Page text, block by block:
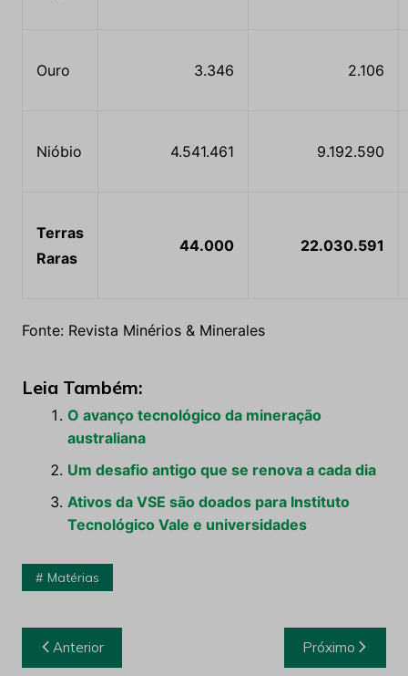
Ouro 3.346 2.106
Nióbio 4.541.461 9.192.590
Terras
Raras
44.000 22.030.591
Fonte: Revista Minérios & Minerales
Leia Também:
O avanço tecnológico da mineração
australiana
Um desafio antigo que se renova a cada dia
Ativos da VSE são doados para Instituto
Tecnológico Vale e universidades
Matérias
Navegação
de
Anterior Próximo